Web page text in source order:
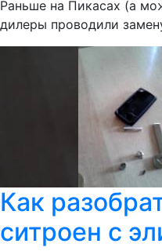
Раньше на Пикасах (а
дилеры проводили
Как
ситроен с